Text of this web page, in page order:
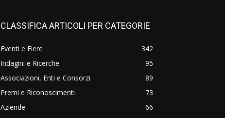
CLASSIFICA ARTICOLI PER CATEGORIE
Eventi e Fiere
342
Indagini e Ricerche
95
Associazioni, Enti e Consorzi
89
Premi e Riconoscimenti
73
Aziende
66